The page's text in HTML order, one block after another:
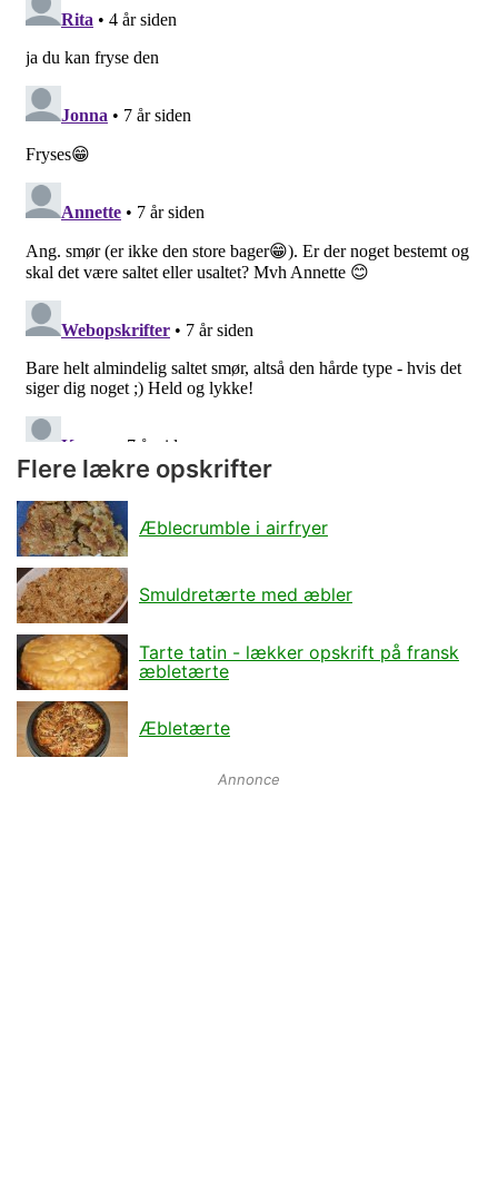
Flere lækre opskrifter
Æblecrumble i airfryer
Smuldretærte med æbler
Tarte tatin - lækker opskrift på fransk
æbletærte
Æbletærte
Annonce